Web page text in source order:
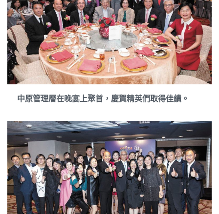
中原管理層在晚宴上聚首，慶賀精英們取得佳績。